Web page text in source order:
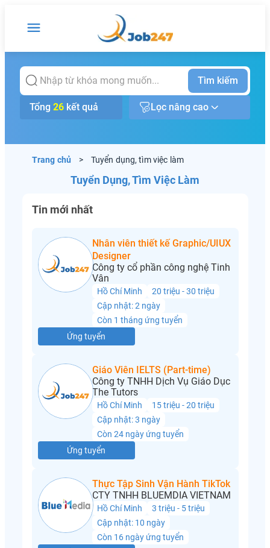
Tìm kiếm
Tổng 26 kết quả Lọc nâng cao
Trang chủ > Tuyển dụng, tìm việc làm
Tuyển Dụng, Tìm Việc Làm
Tin mới nhất
Nhân viên thiết kế Graphic/UIUX
Designer
Công ty cổ phần công nghệ Tinh
Vân
Hồ Chí Minh
20 triệu - 30 triệu
Cập nhật: 2 ngày
Còn 1 tháng ứng tuyển
Ứng tuyển
Giáo Viên IELTS (Part-time)
Công ty TNHH Dịch Vụ Giáo Dục
The Tutors
Hồ Chí Minh
15 triệu - 20 triệu
Cập nhật: 3 ngày
Còn 24 ngày ứng tuyển
Ứng tuyển
Thực Tập Sinh Vận Hành TikTok
CTY TNHH BLUEMDIA VIETNAM
Hồ Chí Minh
3 triệu - 5 triệu
Cập nhật: 10 ngày
Còn 16 ngày ứng tuyển